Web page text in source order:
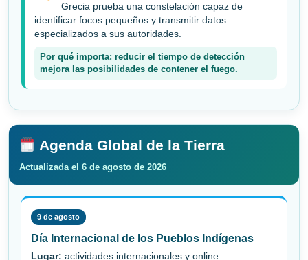
Grecia prueba una constelación capaz de
identificar focos pequeños y transmitir datos
especializados a sus autoridades.
Por qué importa: reducir el tiempo de detección
mejora las posibilidades de contener el fuego.
Agenda Global de la Tierra
Actualizada el 6 de agosto de 2026
9 de agosto
Día Internacional de los Pueblos Indígenas
Lugar: actividades internacionales y online.